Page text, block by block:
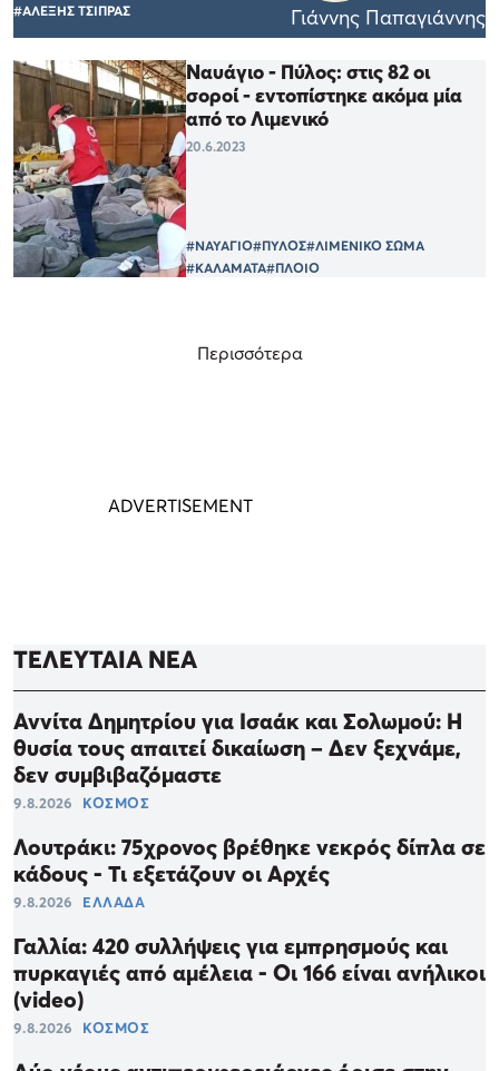
#ΑΛΕΞΗΣ ΤΣΙΠΡΑΣ
Γιάννης Παπαγιάννης
Ναυάγιο - Πύλος: στις 82 οι
σοροί - εντοπίστηκε ακόμα μία
από το Λιμενικό
20.6.2023
#ΝΑΥΑΓΙΟ#ΠΥΛΟΣ#ΛΙΜΕΝΙΚΟ ΣΩΜΑ
#ΚΑΛΑΜΑΤΑ#ΠΛΟΙΟ
Περισσότερα
ΤΕΛΕΥΤΑΙΑ ΝΕΑ
Αννίτα Δημητρίου για Ισαάκ και Σολωμού: Η
θυσία τους απαιτεί δικαίωση – Δεν ξεχνάμε,
δεν συμβιβαζόμαστε
9.8.2026 ΚΟΣΜΟΣ
Λουτράκι: 75χρονος βρέθηκε νεκρός δίπλα σε
κάδους - Τι εξετάζουν οι Αρχές
9.8.2026 ΕΛΛΑΔΑ
Γαλλία: 420 συλλήψεις για εμπρησμούς και
πυρκαγιές από αμέλεια - Οι 166 είναι ανήλικοι
(video)
9.8.2026 ΚΟΣΜΟΣ